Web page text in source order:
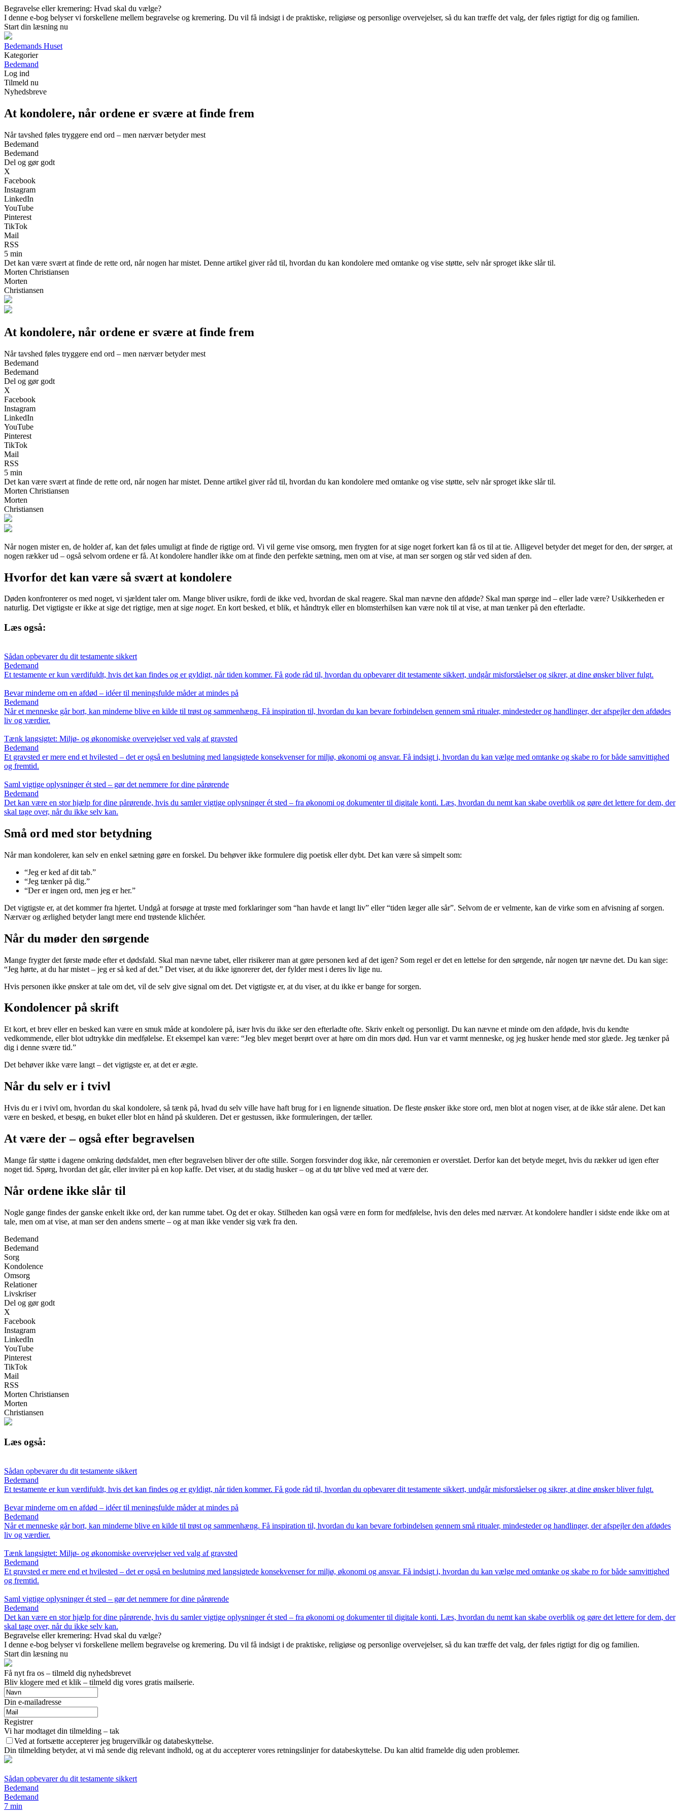
Begravelse eller kremering: Hvad skal du vælge?
I denne e-bog belyser vi forskellene mellem begravelse og kremering. Du vil få indsigt i de praktiske, religiøse og personlige overvejelser, så du kan træffe det valg, der føles rigtigt for dig og familien.
Start din læsning nu
Bedemands Huset
Kategorier
Bedemand
Log ind
Tilmeld nu
Nyhedsbreve
At kondolere, når ordene er svære at finde frem
Når tavshed føles tryggere end ord – men nærvær betyder mest
Bedemand
Bedemand
Del og gør godt
X
Facebook
Instagram
LinkedIn
YouTube
Pinterest
TikTok
Mail
RSS
5 min
Det kan være svært at finde de rette ord, når nogen har mistet. Denne artikel giver råd til, hvordan du kan kondolere med omtanke og vise støtte, selv når sproget ikke slår til.
Morten Christiansen
Morten
Christiansen
At kondolere, når ordene er svære at finde frem
Når tavshed føles tryggere end ord – men nærvær betyder mest
Bedemand
Bedemand
Del og gør godt
X
Facebook
Instagram
LinkedIn
YouTube
Pinterest
TikTok
Mail
RSS
5 min
Det kan være svært at finde de rette ord, når nogen har mistet. Denne artikel giver råd til, hvordan du kan kondolere med omtanke og vise støtte, selv når sproget ikke slår til.
Morten Christiansen
Morten
Christiansen
Når nogen mister en, de holder af, kan det føles umuligt at finde de rigtige ord. Vi vil gerne vise omsorg, men frygten for at sige noget forkert kan få os til at tie. Alligevel betyder det meget for den, der sørger, at
nogen rækker ud – også selvom ordene er få. At kondolere handler ikke om at finde den perfekte sætning, men om at vise, at man ser sorgen og står ved siden af den.
Hvorfor det kan være så svært at kondolere
Døden konfronterer os med noget, vi sjældent taler om. Mange bliver usikre, fordi de ikke ved, hvordan de skal reagere. Skal man nævne den afdøde? Skal man spørge ind – eller lade være? Usikkerheden er
naturlig. Det vigtigste er ikke at sige det rigtige, men at sige noget. En kort besked, et blik, et håndtryk eller en blomsterhilsen kan være nok til at vise, at man tænker på den efterladte.
Læs også:
Sådan opbevarer du dit testamente sikkert
Bedemand
Et testamente er kun værdifuldt, hvis det kan findes og er gyldigt, når tiden kommer. Få gode råd til, hvordan du opbevarer dit testamente sikkert, undgår misforståelser og sikrer, at dine ønsker bliver fulgt.
Bevar minderne om en afdød – idéer til meningsfulde måder at mindes på
Bedemand
Når et menneske går bort, kan minderne blive en kilde til trøst og sammenhæng. Få inspiration til, hvordan du kan bevare forbindelsen gennem små ritualer, mindesteder og handlinger, der afspejler den afdødes
liv og værdier.
Tænk langsigtet: Miljø- og økonomiske overvejelser ved valg af gravsted
Bedemand
Et gravsted er mere end et hvilested – det er også en beslutning med langsigtede konsekvenser for miljø, økonomi og ansvar. Få indsigt i, hvordan du kan vælge med omtanke og skabe ro for både samvittighed
og fremtid.
Saml vigtige oplysninger ét sted – gør det nemmere for dine pårørende
Bedemand
Det kan være en stor hjælp for dine pårørende, hvis du samler vigtige oplysninger ét sted – fra økonomi og dokumenter til digitale konti. Læs, hvordan du nemt kan skabe overblik og gøre det lettere for dem, der
skal tage over, når du ikke selv kan.
Små ord med stor betydning
Når man kondolerer, kan selv en enkel sætning gøre en forskel. Du behøver ikke formulere dig poetisk eller dybt. Det kan være så simpelt som:
“Jeg er ked af dit tab.”
“Jeg tænker på dig.”
“Der er ingen ord, men jeg er her.”
Det vigtigste er, at det kommer fra hjertet. Undgå at forsøge at trøste med forklaringer som “han havde et langt liv” eller “tiden læger alle sår”. Selvom de er velmente, kan de virke som en afvisning af sorgen.
Nærvær og ærlighed betyder langt mere end trøstende klichéer.
Når du møder den sørgende
Mange frygter det første møde efter et dødsfald. Skal man nævne tabet, eller risikerer man at gøre personen ked af det igen? Som regel er det en lettelse for den sørgende, når nogen tør nævne det. Du kan sige:
“Jeg hørte, at du har mistet – jeg er så ked af det.” Det viser, at du ikke ignorerer det, der fylder mest i deres liv lige nu.
Hvis personen ikke ønsker at tale om det, vil de selv give signal om det. Det vigtigste er, at du viser, at du ikke er bange for sorgen.
Kondolencer på skrift
Et kort, et brev eller en besked kan være en smuk måde at kondolere på, især hvis du ikke ser den efterladte ofte. Skriv enkelt og personligt. Du kan nævne et minde om den afdøde, hvis du kendte
vedkommende, eller blot udtrykke din medfølelse. Et eksempel kan være: “Jeg blev meget berørt over at høre om din mors død. Hun var et varmt menneske, og jeg husker hende med stor glæde. Jeg tænker på
dig i denne svære tid.”
Det behøver ikke være langt – det vigtigste er, at det er ægte.
Når du selv er i tvivl
Hvis du er i tvivl om, hvordan du skal kondolere, så tænk på, hvad du selv ville have haft brug for i en lignende situation. De fleste ønsker ikke store ord, men blot at nogen viser, at de ikke står alene. Det kan
være en besked, et besøg, en buket eller blot en hånd på skulderen. Det er gestussen, ikke formuleringen, der tæller.
At være der – også efter begravelsen
Mange får støtte i dagene omkring dødsfaldet, men efter begravelsen bliver der ofte stille. Sorgen forsvinder dog ikke, når ceremonien er overstået. Derfor kan det betyde meget, hvis du rækker ud igen efter
noget tid. Spørg, hvordan det går, eller inviter på en kop kaffe. Det viser, at du stadig husker – og at du tør blive ved med at være der.
Når ordene ikke slår til
Nogle gange findes der ganske enkelt ikke ord, der kan rumme tabet. Og det er okay. Stilheden kan også være en form for medfølelse, hvis den deles med nærvær. At kondolere handler i sidste ende ikke om at
tale, men om at vise, at man ser den andens smerte – og at man ikke vender sig væk fra den.
Bedemand
Bedemand
Sorg
Kondolence
Omsorg
Relationer
Livskriser
Del og gør godt
X
Facebook
Instagram
LinkedIn
YouTube
Pinterest
TikTok
Mail
RSS
Morten Christiansen
Morten
Christiansen
Læs også:
Sådan opbevarer du dit testamente sikkert
Bedemand
Et testamente er kun værdifuldt, hvis det kan findes og er gyldigt, når tiden kommer. Få gode råd til, hvordan du opbevarer dit testamente sikkert, undgår misforståelser og sikrer, at dine ønsker bliver fulgt.
Bevar minderne om en afdød – idéer til meningsfulde måder at mindes på
Bedemand
Når et menneske går bort, kan minderne blive en kilde til trøst og sammenhæng. Få inspiration til, hvordan du kan bevare forbindelsen gennem små ritualer, mindesteder og handlinger, der afspejler den afdødes
liv og værdier.
Tænk langsigtet: Miljø- og økonomiske overvejelser ved valg af gravsted
Bedemand
Et gravsted er mere end et hvilested – det er også en beslutning med langsigtede konsekvenser for miljø, økonomi og ansvar. Få indsigt i, hvordan du kan vælge med omtanke og skabe ro for både samvittighed
og fremtid.
Saml vigtige oplysninger ét sted – gør det nemmere for dine pårørende
Bedemand
Det kan være en stor hjælp for dine pårørende, hvis du samler vigtige oplysninger ét sted – fra økonomi og dokumenter til digitale konti. Læs, hvordan du nemt kan skabe overblik og gøre det lettere for dem, der
skal tage over, når du ikke selv kan.
Begravelse eller kremering: Hvad skal du vælge?
I denne e-bog belyser vi forskellene mellem begravelse og kremering. Du vil få indsigt i de praktiske, religiøse og personlige overvejelser, så du kan træffe det valg, der føles rigtigt for dig og familien.
Start din læsning nu
Få nyt fra os – tilmeld dig nyhedsbrevet
Bliv klogere med et klik – tilmeld dig vores gratis mailserie.
Din e-mailadresse
Registrer
Vi har modtaget din tilmelding – tak
Ved at fortsætte accepterer jeg brugervilkår og databeskyttelse.
Din tilmelding betyder, at vi må sende dig relevant indhold, og at du accepterer vores retningslinjer for databeskyttelse. Du kan altid framelde dig uden problemer.
Sådan opbevarer du dit testamente sikkert
Bedemand
Bedemand
7 min